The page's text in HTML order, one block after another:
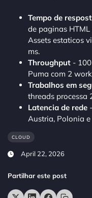
Tempo de
de paginas
Assets estaticos
ms.
Throughput -
Puma com 2
Trabalhos em
threads
Latencia de rede
Austria, Polonia
CLOUD
April 22, 2026
Partilhar este post